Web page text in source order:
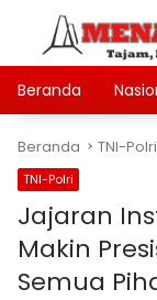
Langsung
konten
Beranda
Beranda TNI-Polri
TNI-Polri
Jajaran
Makin
Semua